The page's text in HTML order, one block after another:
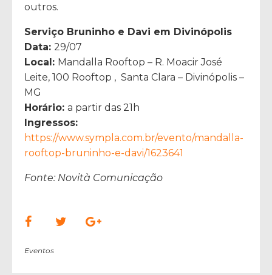
outros.
Serviço Bruninho e Davi em Divinópolis
Data: 29/07
Local: Mandalla Rooftop – R. Moacir José
Leite, 100 Rooftop , Santa Clara – Divinópolis –
MG
Horário: a partir das 21h
Ingressos:
https://www.sympla.com.br/evento/mandalla-
rooftop-bruninho-e-davi/1623641
Fonte: Novità Comunicação
Eventos